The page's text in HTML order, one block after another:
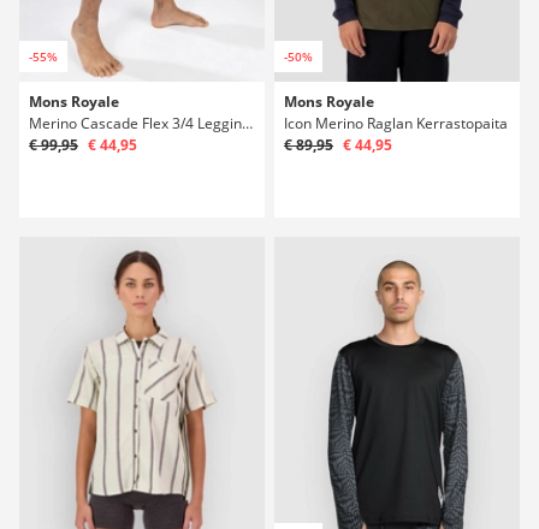
-55%
Mons Royale
Merino Cascade Flex 3/4 Legging Kerrastohousut
€ 99,95 € 44,95
-50%
Mons Royale
Icon Merino Raglan Kerrastopaita
€ 89,95 € 44,95